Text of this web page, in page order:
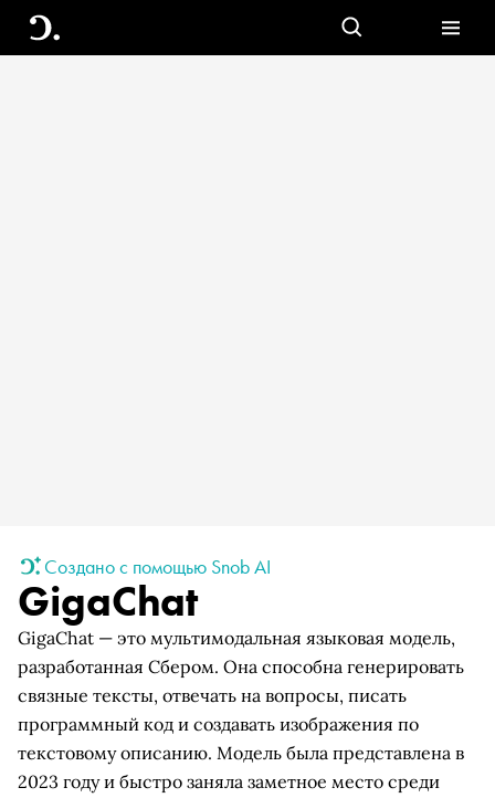
Создано с помощью Snob AI
GigaChat
GigaChat — это мультимодальная языковая модель,
разработанная Сбером. Она способна генерировать
связные тексты, отвечать на вопросы, писать
программный код и создавать изображения по
текстовому описанию. Модель была представлена в
2023 году и быстро заняла заметное место среди